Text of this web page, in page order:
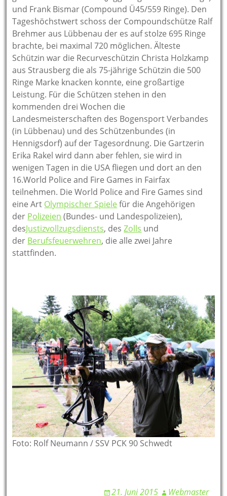
und Frank Bismar (Compound Ü45/559 Ringe). Den
Tageshöchstwert schoss der Compoundschütze Ralf
Brehmer aus Lübbenau der es auf stolze 695 Ringe
brachte, bei maximal 720 möglichen. Älteste
Schützin war die Recurveschützin Christa Holzkamp
aus Strausberg die als 75-jährige Schützin die 500
Ringe Marke knacken konnte, eine großartige
Leistung. Für die Schützen stehen in den
kommenden drei Wochen die
Landesmeisterschaften des Bogensport Verbandes
(in Lübbenau) und des Schützenbundes (in
Hennigsdorf) auf der Tagesordnung. Die Gartzerin
Erika Rakel wird dann aber fehlen, sie wird in
wenigen Tagen in die USA fliegen und dort an den
16.World Police and Fire Games in Fairfax
teilnehmen. Die World Police and Fire Games sind
eine Art Olympischer Spielefür die Angehörigen
der Polizeien (Bundes- und Landespolizeien),
desJustizvollzugsdiensts, desZolls und
der Berufsfeuerwehren, die alle zwei Jahre
stattfinden.
Foto: Rolf Neumann / SSV PCK 90 Schwedt
21. Juni 2015 Webmaster